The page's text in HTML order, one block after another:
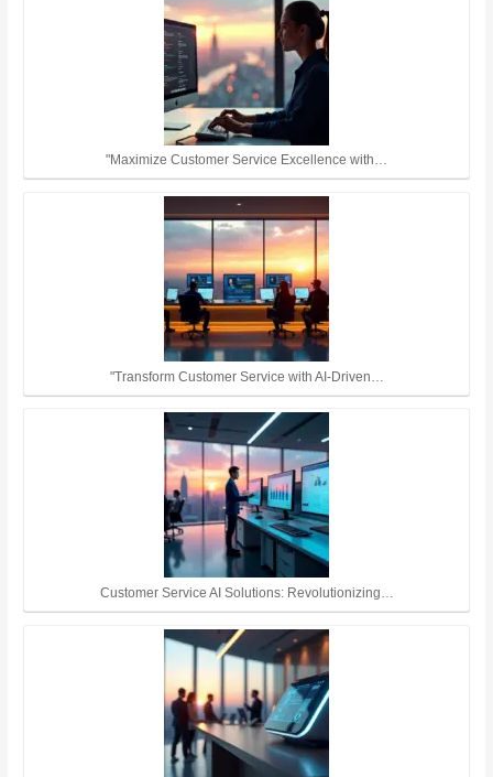
"Maximize Customer Service Excellence with…
"Transform Customer Service with AI-Driven…
Customer Service AI Solutions: Revolutionizing…